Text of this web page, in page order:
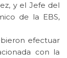
y el Jefe del
de la EBS,
efectuar
con la